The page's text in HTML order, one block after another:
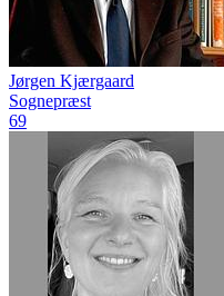
Jørgen Kjærgaard
Sognepræst
69